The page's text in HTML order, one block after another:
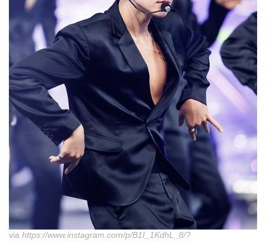
via https://www.instagram.com/p/B1I_1KdhL_8/?